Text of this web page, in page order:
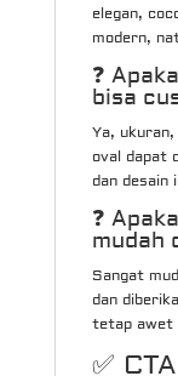
elegan,
modern,
❓
bisa
Ya,
oval dapat
dan desain
❓
mudah
Sangat
dan
tetap awet
✅ CTA